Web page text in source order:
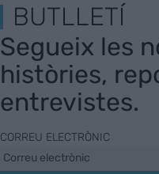
BUTLLETÍ
Segueix les
històries,
entrevistes.
CORREU ELECTRÒNIC